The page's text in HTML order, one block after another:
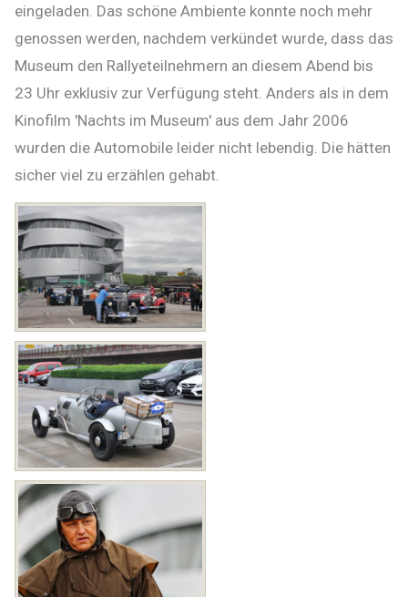
eingeladen. Das schöne Ambiente konnte noch mehr
genossen werden, nachdem verkündet wurde, dass das
Museum den Rallyeteilnehmern an diesem Abend bis
23 Uhr exklusiv zur Verfügung steht. Anders als in dem
Kinofilm 'Nachts im Museum' aus dem Jahr 2006
wurden die Automobile leider nicht lebendig. Die hätten
sicher viel zu erzählen gehabt.